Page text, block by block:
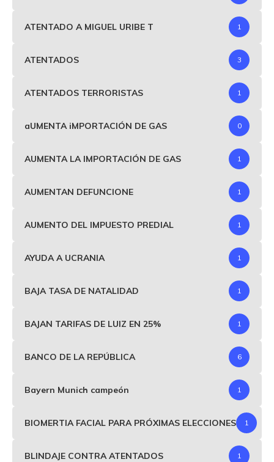
ATENTADO A MIGUEL URIBE T 1
ATENTADOS 3
ATENTADOS TERRORISTAS 1
aUMENTA iMPORTACIÓN DE GAS 0
AUMENTA LA IMPORTACIÓN DE GAS 1
AUMENTAN DEFUNCIONE 1
AUMENTO DEL IMPUESTO PREDIAL 1
AYUDA A UCRANIA 1
BAJA TASA DE NATALIDAD 1
BAJAN TARIFAS DE LUIZ EN 25% 1
BANCO DE LA REPÚBLICA 6
Bayern Munich campeón 1
BIOMERTIA FACIAL PARA PRÓXIMAS ELECCIONES 1
BLINDAJE CONTRA ATENTADOS 1